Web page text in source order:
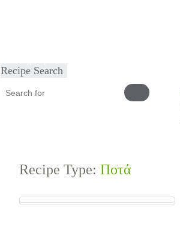
Recipe Search
Recipe Type: Ποτά